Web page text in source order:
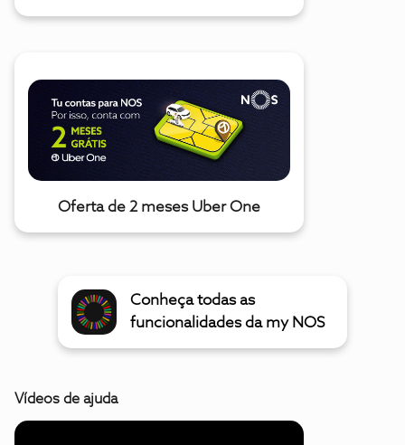
Oferta de 2 meses Uber One
Conheça todas as
funcionalidades da my NOS
Vídeos de ajuda